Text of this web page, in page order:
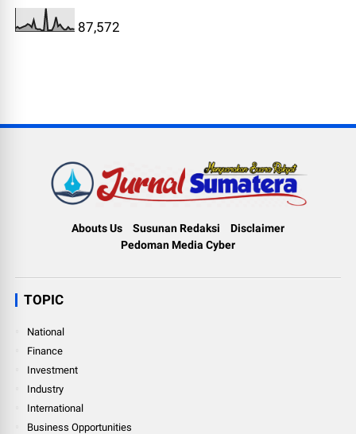
87,572
Abouts Us Susunan Redaksi
Disclaimer
Pedoman Media Cyber
TOPIC
National
Finance
Investment
Industry
International
Business Opportunities